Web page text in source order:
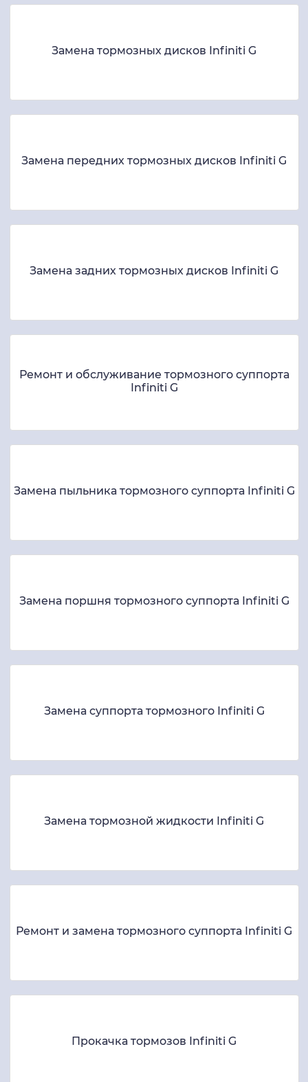
Замена тормозных дисков Infiniti G
Замена передних тормозных дисков Infiniti G
Замена задних тормозных дисков Infiniti G
Ремонт и обслуживание тормозного суппорта
Infiniti G
Замена пыльника тормозного суппорта Infiniti G
Замена поршня тормозного суппорта Infiniti G
Замена суппорта тормозного Infiniti G
Замена тормозной жидкости Infiniti G
Ремонт и замена тормозного суппорта Infiniti G
Прокачка тормозов Infiniti G